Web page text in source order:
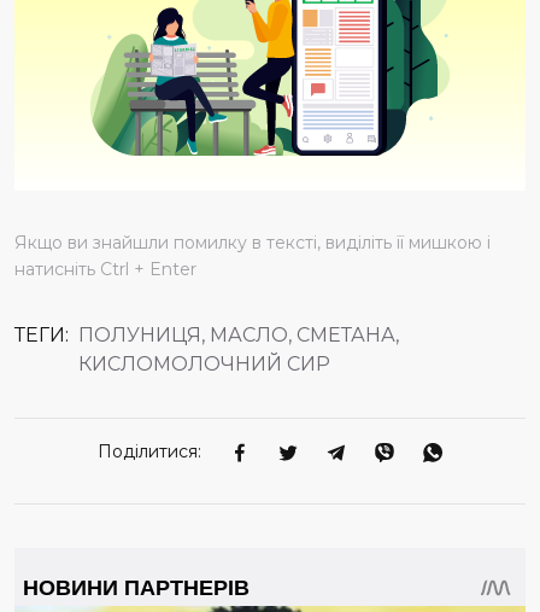
Якщо ви знайшли помилку в тексті, виділіть її мишкою і
натисніть Ctrl + Enter
ТЕГИ: ПОЛУНИЦЯ, МАСЛО, СМЕТАНА,
КИСЛОМОЛОЧНИЙ СИР
Поділитися: